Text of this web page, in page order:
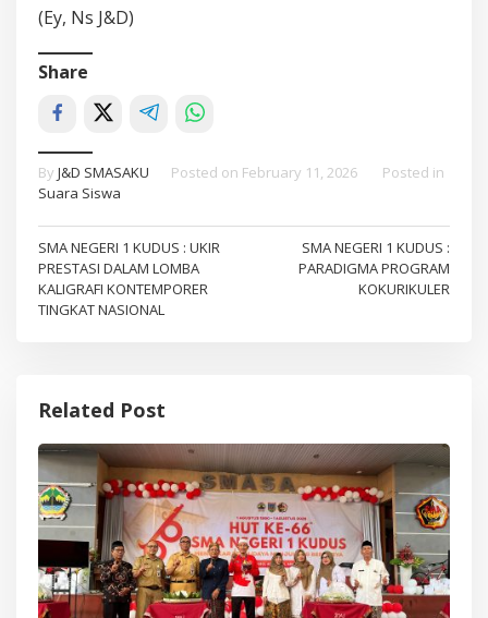
(Ey, Ns J&D)
Share
By J&D SMASAKU Posted on February 11, 2026
Posted in
Suara Siswa
Post
navigation
SMA NEGERI 1 KUDUS : UKIR
PRESTASI DALAM LOMBA
KALIGRAFI KONTEMPORER
TINGKAT NASIONAL
SMA NEGERI 1 KUDUS :
PARADIGMA PROGRAM
KOKURIKULER
Related Post